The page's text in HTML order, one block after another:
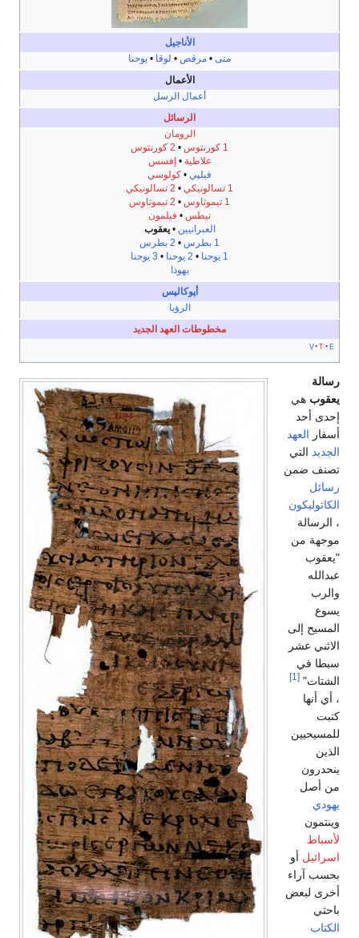
الأناجيل
متى • مرقص • لوقا • يوحنا
الأعمال
أعمال الرسل
الرسائل
الرومان
1 كورنثوس
• 2 كورنثوس
غلاطية • إفسس
فيلپي • كولوسي
1 تسالونيكي
• 2 تسالونيكي
1 تيموثاوس
• 2 تيموثاوس
تيطس • فيلمون
العبرانيين •يعقوب
1 بطرس
• 2 بطرس
1 يوحنا
• 2 يوحنا • 3 يوحنا
يهوذا
أپوكالپس
الرؤيا
مخطوطات العهد الجديد
v t e
رسالة
يعقوب هي
إحدى أحد
أسفار العهد
الجديد التي
تصنف ضمن
رسائل
الكاثوليكون
، الرسالة
موجهة من
"يعقوب
عبدالله
والرب
يسوع
المسيح إلى
الاثني عشر
سبطا في
الشتات" [1]
، أي أنها
كتبت
للمسيحيين
الذين
ينحدرون
من أصل
يهودي
وينتمون
لأسباط
اسرائيل أو
بحسب آراء
أخرى لبعض
باحثي
الكتاب